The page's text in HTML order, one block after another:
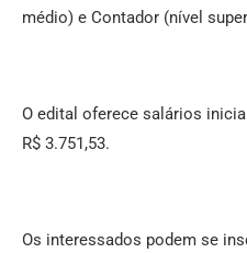
médio) e Contador (nível
O edital oferece salários
R$ 3.751,53.
Os interessados podem se